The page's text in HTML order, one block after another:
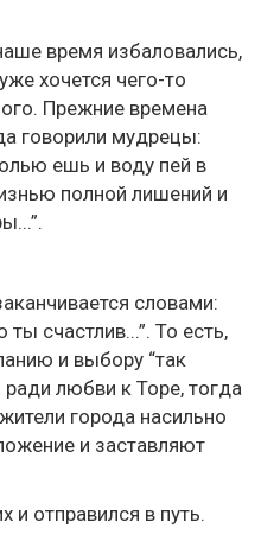
время избаловались,
хочется чего-то
Прежние времена
говорили мудрецы:
ешь и воду пей в
полной лишений и
словами:
счастлив...”. То есть,
и выбору “так
любви к Торе, тогда
города насильно
и заставляют
и отправился в путь.